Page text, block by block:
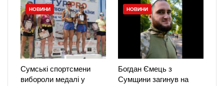
НОВИНИ
Сумські спортсмени
вибороли медалі у
НОВИНИ
Богдан Ємець з
Сумщини загинув на